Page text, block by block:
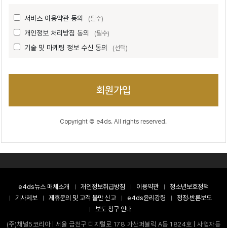
서비스 이용약관 동의 (필수)
개인정보 처리방침 동의 (필수)
기술 및 마케팅 정보 수신 동의 (선택)
회원가입
Copyright © e4ds. All rights reserved.
e4ds뉴스 매체소개 개인정보취급방침 이용약관
청소년보호정책
기사제보
제휴문의 및 고객 불만 신고 e4ds윤리강령
정정·반론보도
보도 청구 안내
(주)채널5코리아 | 서울 금천구 디지털로 178 가산퍼블릭 A동 1824호 | 사업자등